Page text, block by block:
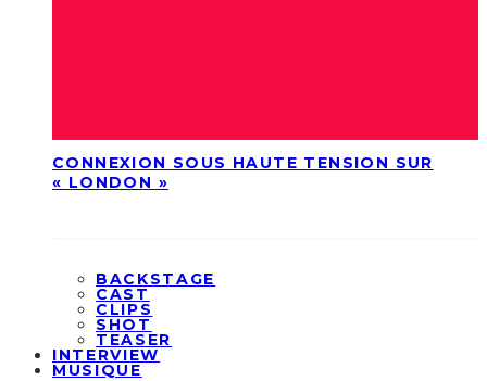
CONNEXION SOUS HAUTE TENSION SUR
« LONDON »
BACKSTAGE
CAST
CLIPS
SHOT
TEASER
INTERVIEW
MUSIQUE